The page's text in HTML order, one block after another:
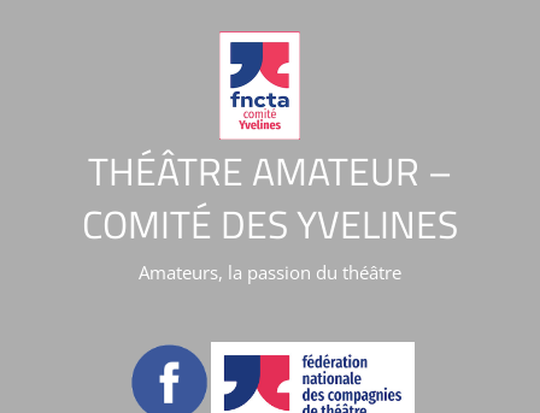
THÉÂTRE AMATEUR –
COMITÉ DES YVELINES
Amateurs, la passion du théâtre